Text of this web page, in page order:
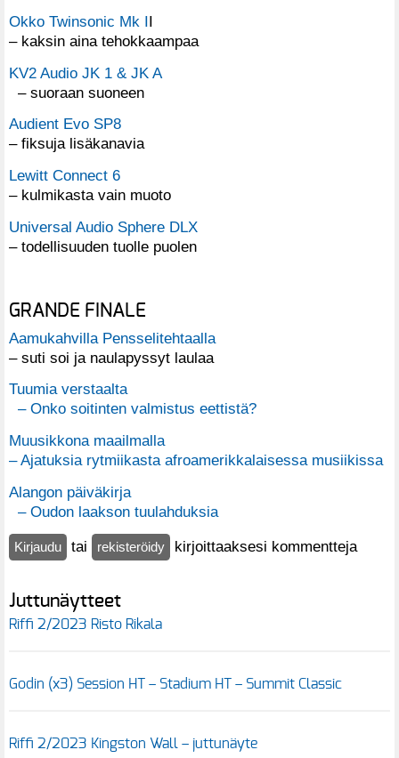
Okko Twinsonic Mk II
– kaksin aina tehokkaampaa
KV2 Audio JK 1 & JK A
– suoraan suoneen
Audient Evo SP8
– fiksuja lisäkanavia
Lewitt Connect 6
– kulmikasta vain muoto
Universal Audio Sphere DLX
– todellisuuden tuolle puolen
GRANDE FINALE
Aamukahvilla Pensselitehtaalla
– suti soi ja naulapyssyt laulaa
Tuumia verstaalta
– Onko soitinten valmistus eettistä?
Muusikkona maailmalla
– Ajatuksia rytmiikasta afroamerikkalaisessa musiikissa
Alangon päiväkirja
– Oudon laakson tuulahduksia
Kirjaudu tai rekisteröidy kirjoittaaksesi kommentteja
Juttunäytteet
Riffi 2/2023 Risto Rikala
Godin (x3) Session HT – Stadium HT – Summit Classic
Riffi 2/2023 Kingston Wall – juttunäyte